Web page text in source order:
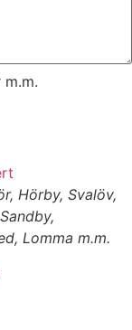
Hörby, Svalöv,
Lomma m.m.